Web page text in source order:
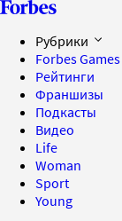
Рубрики
Forbes Games
Рейтинги
Франшизы
Подкасты
Видео
Life
Woman
Sport
Young